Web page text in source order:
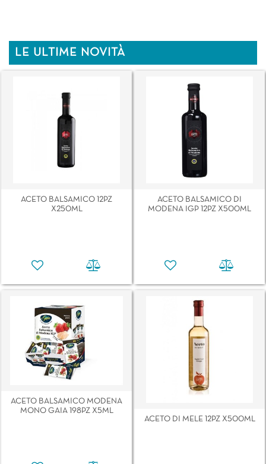
LE ULTIME NOVITÀ
ACETO BALSAMICO 12PZ
X250ML
ACETO BALSAMICO DI
MODENA IGP 12PZ X500ML
ACETO BALSAMICO MODENA
MONO GAIA 198PZ X5ML
ACETO DI MELE 12PZ X500ML